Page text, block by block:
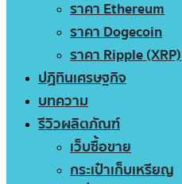
ราคา Ethereum
ราคา Dogecoin
ราคา Ripple (XRP)
ปฏิทินเศรษฐกิจ
บทความ
รีวิวผลิตภัณฑ์
เว็บซื้อขาย
กระเป๋าเก็บเหรียญ